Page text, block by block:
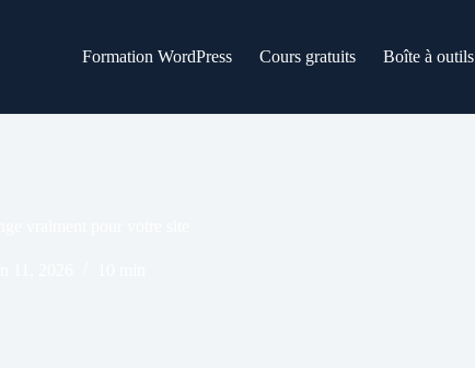
Formation WordPress Cours gratuits Boîte à outils